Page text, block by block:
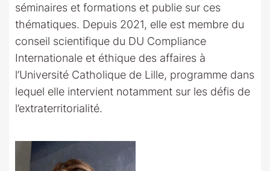
séminaires et formations et publie sur ces
thématiques. Depuis 2021, elle est membre du
conseil scientifique du DU Compliance
Internationale et éthique des affaires à
l’Université Catholique de Lille, programme dans
lequel elle intervient notamment sur les défis de
l’extraterritorialité.